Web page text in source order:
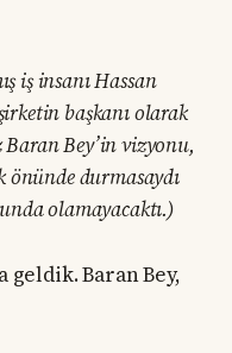
iş insanı Hassan
başkanı olarak
Bey’in vizyonu,
durmasaydı
olamayacaktı.)
geldik. Baran Bey,